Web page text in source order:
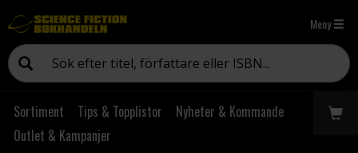
Meny
Sortiment Tips & Topplistor
Nyheter & Kommande
Outlet & Kampanjer